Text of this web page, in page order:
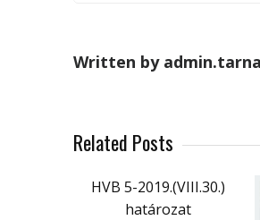
Written by
Related Posts
HVB 5-2019.(VIII.30.)
határozat